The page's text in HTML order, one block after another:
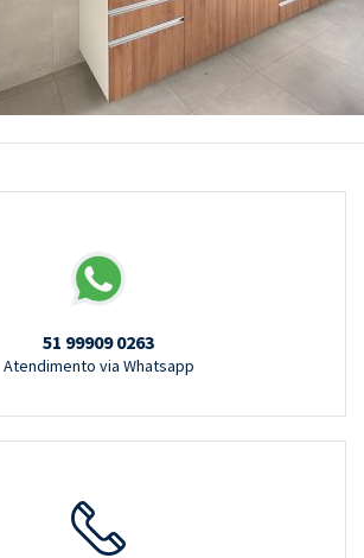
51 99909 0263
Atendimento via Whatsapp